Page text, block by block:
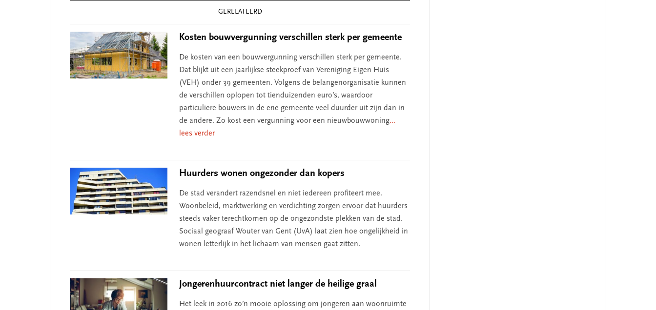
GERELATEERD
Kosten bouwvergunning verschillen sterk per gemeente
De kosten van een bouwvergunning verschillen sterk per gemeente.
Dat blijkt uit een jaarlijkse steekproef van Vereniging Eigen Huis
(VEH) onder 39 gemeenten. Volgens de belangenorganisatie kunnen
de verschillen oplopen tot tienduizenden euro’s, waardoor
particuliere bouwers in de ene gemeente veel duurder uit zijn dan in
de andere. Zo kost een vergunning voor een nieuwbouwwoning...
lees verder
Huurders wonen ongezonder dan kopers
De stad verandert razendsnel en niet iedereen profiteert mee.
Woonbeleid, marktwerking en verdichting zorgen ervoor dat huurders
steeds vaker terechtkomen op de ongezondste plekken van de stad.
Sociaal geograaf Wouter van Gent (UvA) laat zien hoe ongelijkheid in
wonen letterlijk in het lichaam van mensen gaat zitten.
Jongerenhuurcontract niet langer de heilige graal
Het leek in 2016 zo’n mooie oplossing om jongeren aan woonruimte